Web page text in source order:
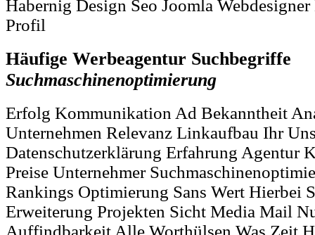
Habernig Design Seo Joomla
Profil
Häufige Werbeagentur Suchbegriffe
Suchmaschinenoptimierung
Erfolg Kommunikation Ad Bekanntheit
Unternehmen Relevanz Linkaufbau Ihr
Datenschutzerklärung Erfahrung Agentur
Preise Unternehmer
Rankings Optimierung Sans Wert Hierbei
Erweiterung Projekten Sicht Media Mail